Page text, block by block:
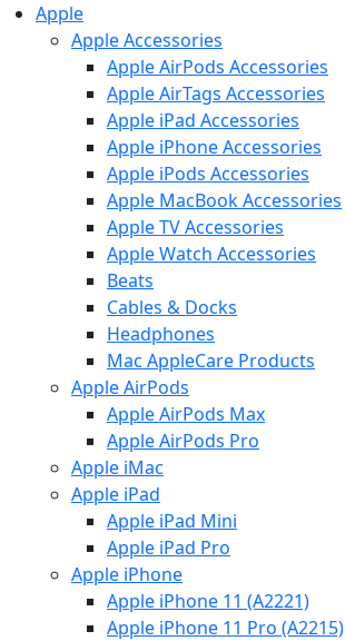
Apple
Apple Accessories
Apple AirPods Accessories
Apple AirTags Accessories
Apple iPad Accessories
Apple iPhone Accessories
Apple iPods Accessories
Apple MacBook Accessories
Apple TV Accessories
Apple Watch Accessories
Beats
Cables & Docks
Headphones
Mac AppleCare Products
Apple AirPods
Apple AirPods Max
Apple AirPods Pro
Apple iMac
Apple iPad
Apple iPad Mini
Apple iPad Pro
Apple iPhone
Apple iPhone 11 (A2221)
Apple iPhone 11 Pro (A2215)